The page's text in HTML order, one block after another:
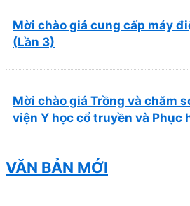
Mời chào giá cung cấp máy
(Lần 3)
Mời chào giá Trồng và chăm
viện Y học cổ truyền và Phục
VĂN BẢN MỚI